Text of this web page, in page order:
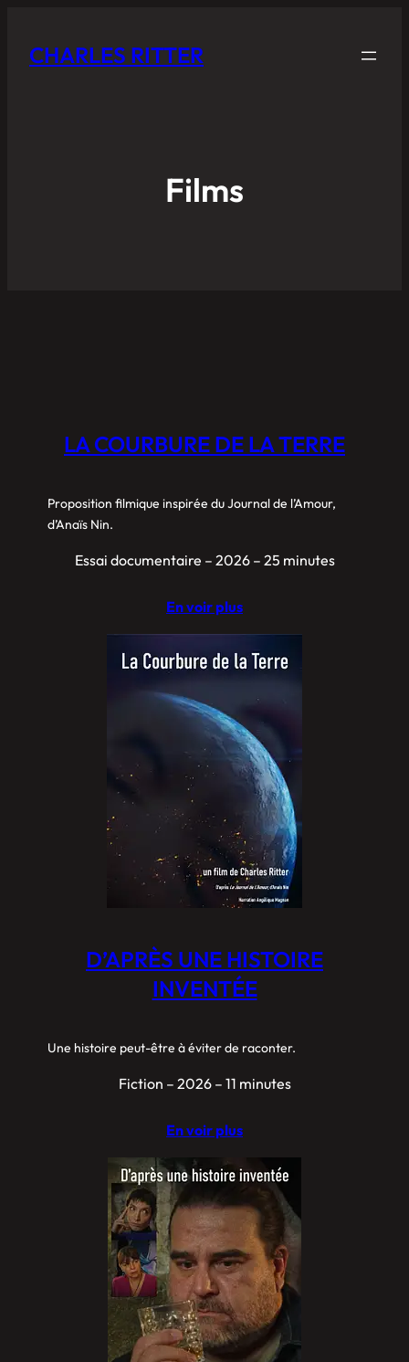
CHARLES RITTER
Films
LA COURBURE DE LA TERRE
Proposition filmique inspirée du Journal de l’Amour,
d’Anaïs Nin.
Essai documentaire – 2026 – 25 minutes
En voir plus
D’APRÈS UNE HISTOIRE
INVENTÉE
Une histoire peut-être à éviter de raconter.
Fiction – 2026 – 11 minutes
En voir plus